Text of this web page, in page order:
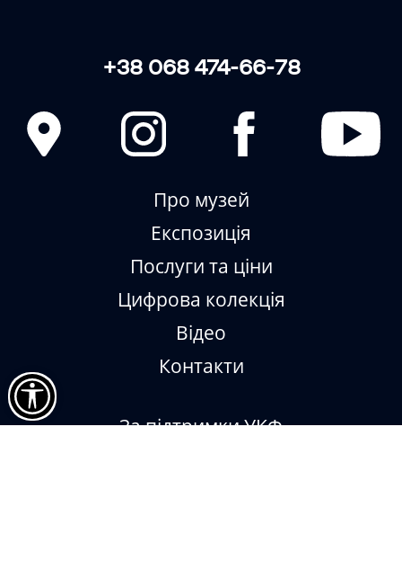
+38 068 474-66-78
Про музей
Експозиція
Послуги та ціни
Цифрова колекція
Відео
Контакти
За підтримки УКФ